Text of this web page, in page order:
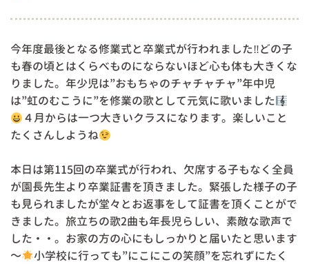
今年度最後となる修業式と卒業式が行われました‼どの子
も春の頃とはくらべものにならないほど心も体も大きくな
りました。年少児は”おもちゃのチャチャチャ”年中児
は”虹のむこうに”を修業の歌として元気に歌いました
４月からは一つ大きいクラスになります。楽しいこと
たくさんしようね
本日は第115回の卒業式が行われ、欠席する子もなく全員
が園長先生より卒業証書を頂きました。緊張した様子の子
も見られましたが堂々とお返事をして証書を頂くことがで
きました。旅立ちの歌2曲も年長児らしい、素敵な歌声で
した・・。お家の方の心にもしっかりと届いたと思います
～
小学校に行っても”にこにこの笑顔”を忘れずにたく